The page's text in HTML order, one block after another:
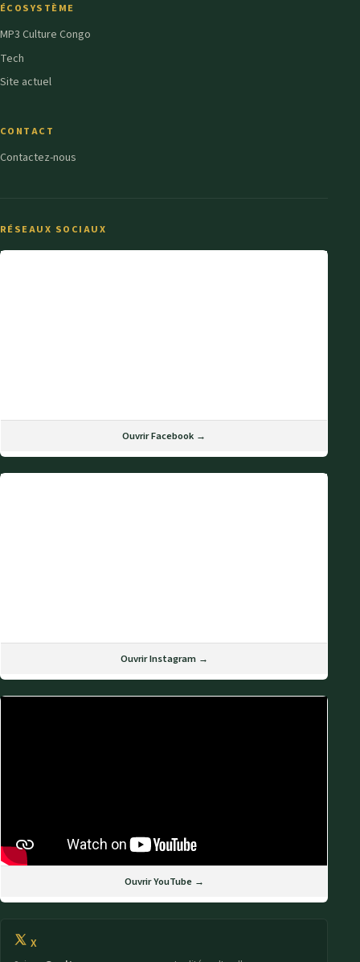
ÉCOSYSTÈME
MP3 Culture Congo
Tech
Site actuel
CONTACT
Contactez-nous
RÉSEAUX SOCIAUX
Ouvrir Facebook →
Ouvrir Instagram →
Ouvrir YouTube →
X